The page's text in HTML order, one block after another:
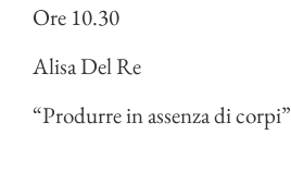
Ore 10.30
Alisa Del Re
“Produrre in assenza di corpi”